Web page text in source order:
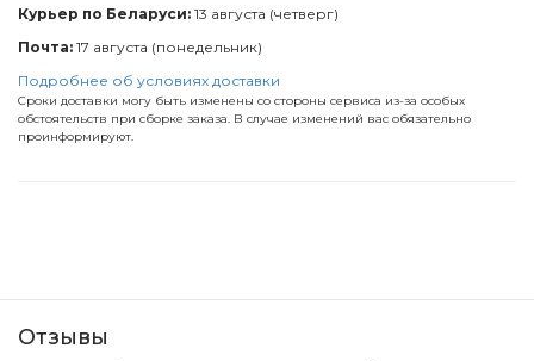
Курьер по Беларуси: 13 августа (четверг)
Почта: 17 августа (понедельник)
Подробнее об условиях доставки
Сроки доставки могу быть изменены со стороны сервиса из-за особых
обстоятельств при сборке заказа. В случае изменений вас обязательно
проинформируют.
Отзывы